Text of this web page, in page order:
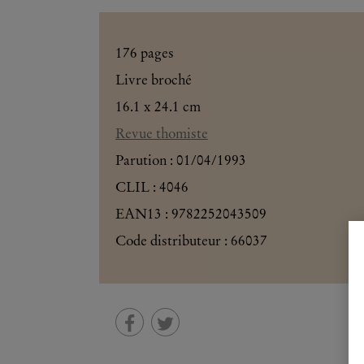
176 pages
Livre broché
16.1 x 24.1 cm
Revue thomiste
Parution : 01/04/1993
CLIL : 4046
EAN13 : 9782252043509
Code distributeur : 66037